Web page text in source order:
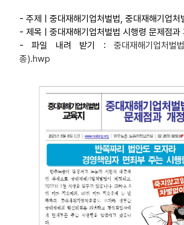
- 주제ㅣ중대재해기업처벌법, 중대재해기업처
- 제목ㅣ중대재해기업처벌법 시행령 문제점과
- 파일 내려 받기 : 중대재해기업처벌
종).hwp
부설기관
업무